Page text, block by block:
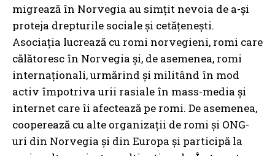
migrează în Norvegia au simțit nevoia de a-și
proteja drepturile sociale și cetățenești.
Asociația lucrează cu romi norvegieni, romi care
călătoresc în Norvegia și, de asemenea, romi
internaționali, urmărind și militând în mod
activ împotriva urii rasiale în mass-media și
internet care îi afectează pe romi. De asemenea,
cooperează cu alte organizații de romi și ONG-
uri din Norvegia și din Europa și participă la